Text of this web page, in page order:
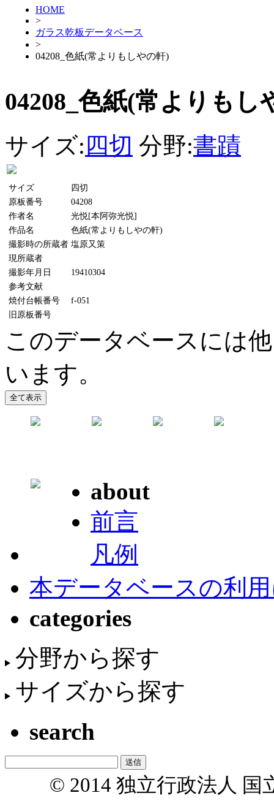
HOME
>
ガラス乾板データベース
>
04208_色紙(常よりもしやの軒)
04208_色紙(常よりもし
サイズ: 四切 分野:書蹟
サイズ
四切
原板番号
04208
作者名
光悦[本阿弥光悦]
作品名
色紙(常よりもしやの軒)
撮影時の所蔵者 塩原又策
現所蔵者
撮影年月日
19410304
参考文献
焼付台帳番号
f-051
旧原板番号
このデータベースには
います。
about
前言
凡例
本データベースの利
categories
分野から探す
サイズから探す
search
© 2014 独立行政法人 国